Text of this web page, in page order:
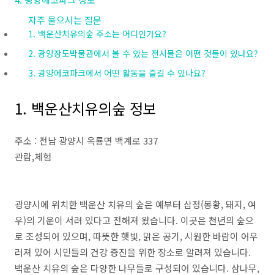
자주 물으시는 질문
1. 백운산치유의숲 주소는 어디인가요?
2. 광양장도박물관에서 볼 수 있는 전시물은 어떤 것들이 있나요?
3. 광양에코파크에서 어떤 활동을 즐길 수 있나요?
1. 백운산치유의숲 정보
주소 : 전남 광양시 옥룡면 백계로 337
관람,체험
광양시에 위치한 백운산 치유의 숲은 예부터 삼정(봉황, 돼지, 여
우)의 기운이 서려 있다고 전해져 왔습니다. 이곳은 천년의 숲으
로 조성되어 있으며, 따뜻한 햇빛, 맑은 공기, 시원한 바람이 어우
러져 있어 시민들의 건강 증진을 위한 장소로 알려져 있습니다.
백운산 치유의 숲은 다양한 나무들로 구성되어 있습니다. 삼나무,